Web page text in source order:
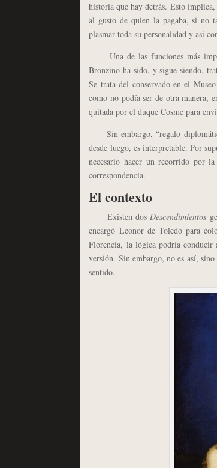
historia que hay detrás. Esto
al gusto de quien la pagaba, si no
plasmar toda su personalidad y así
Una de las funciones más
Bronzino ha sido, y sigue siendo,
Se trata del conservado en el
como no podía ser de otra manera,
quitada por el duque Cosme para
Sin embargo, “regalo
desde luego, es interpretable. Por
necesario hacer un recorrido por
correspondencia.
El contexto
Existen dosDescendimientos
encargó Leonor de Toledo para
Florencia, la lógica podría conducir
versión. Sin embargo, no es así,
sentido.